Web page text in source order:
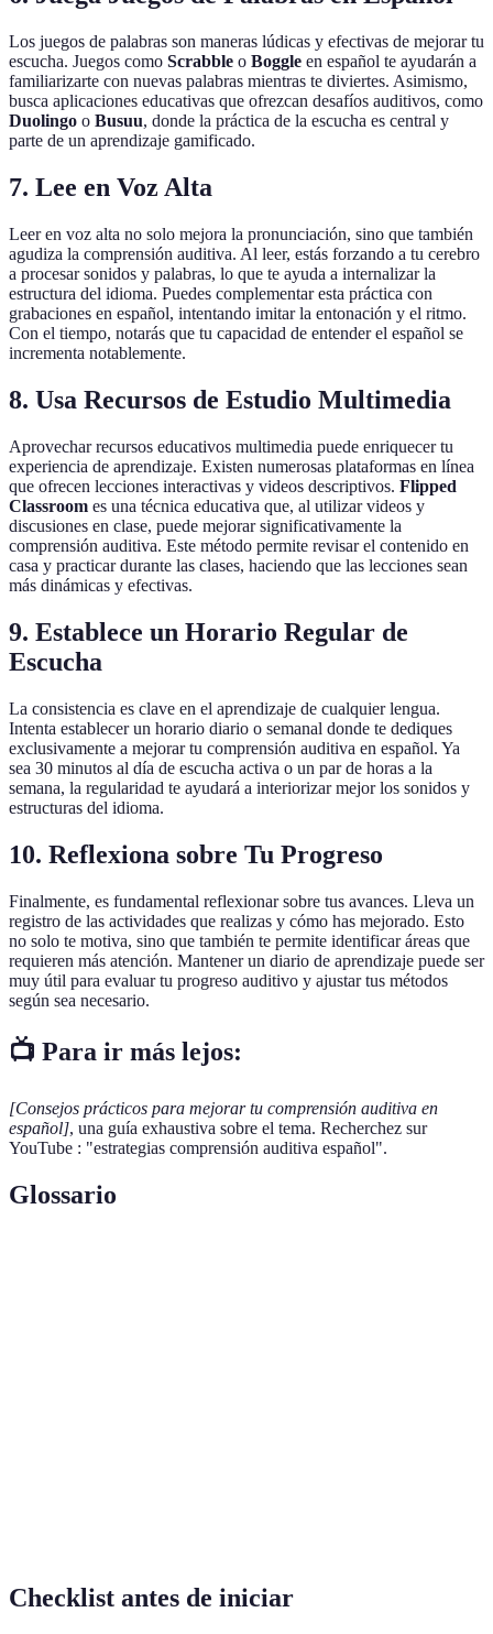
Los juegos de palabras son maneras lúdicas y efectivas de mejorar tu
escucha. Juegos como Scrabble o Boggle en español te ayudarán a
familiarizarte con nuevas palabras mientras te diviertes. Asimismo,
busca aplicaciones educativas que ofrezcan desafíos auditivos, como
Duolingo o Busuu, donde la práctica de la escucha es central y
parte de un aprendizaje gamificado.
7. Lee en Voz Alta
Leer en voz alta no solo mejora la pronunciación, sino que también
agudiza la comprensión auditiva. Al leer, estás forzando a tu cerebro
a procesar sonidos y palabras, lo que te ayuda a internalizar la
estructura del idioma. Puedes complementar esta práctica con
grabaciones en español, intentando imitar la entonación y el ritmo.
Con el tiempo, notarás que tu capacidad de entender el español se
incrementa notablemente.
8. Usa Recursos de Estudio Multimedia
Aprovechar recursos educativos multimedia puede enriquecer tu
experiencia de aprendizaje. Existen numerosas plataformas en línea
que ofrecen lecciones interactivas y videos descriptivos. Flipped
Classroom es una técnica educativa que, al utilizar videos y
discusiones en clase, puede mejorar significativamente la
comprensión auditiva. Este método permite revisar el contenido en
casa y practicar durante las clases, haciendo que las lecciones sean
más dinámicas y efectivas.
9. Establece un Horario Regular de
Escucha
La consistencia es clave en el aprendizaje de cualquier lengua.
Intenta establecer un horario diario o semanal donde te dediques
exclusivamente a mejorar tu comprensión auditiva en español. Ya
sea 30 minutos al día de escucha activa o un par de horas a la
semana, la regularidad te ayudará a interiorizar mejor los sonidos y
estructuras del idioma.
10. Reflexiona sobre Tu Progreso
Finalmente, es fundamental reflexionar sobre tus avances. Lleva un
registro de las actividades que realizas y cómo has mejorado. Esto
no solo te motiva, sino que también te permite identificar áreas que
requieren más atención. Mantener un diario de aprendizaje puede ser
muy útil para evaluar tu progreso auditivo y ajustar tus métodos
según sea necesario.
📺 Para ir más lejos:
[Consejos prácticos para mejorar tu comprensión auditiva en
español], una guía exhaustiva sobre el tema. Recherchez sur
YouTube : "estrategias comprensión auditiva español".
Glossario
Checklist antes de iniciar